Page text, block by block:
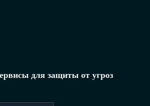
для защиты от угроз